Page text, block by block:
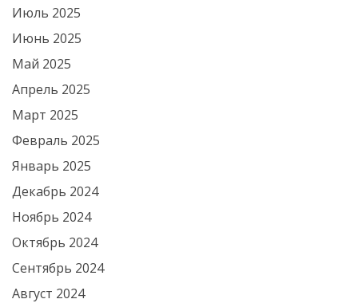
Июль 2025
Июнь 2025
Май 2025
Апрель 2025
Март 2025
Февраль 2025
Январь 2025
Декабрь 2024
Ноябрь 2024
Октябрь 2024
Сентябрь 2024
Август 2024